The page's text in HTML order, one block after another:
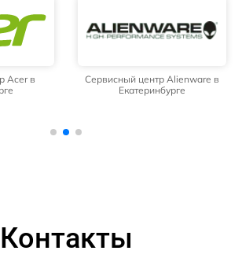
Acer в
Сервисный центр Alienware в
Екатеринбурге
Контакты